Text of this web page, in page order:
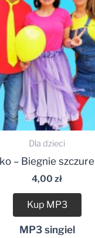
Dla dzieci
plików
– Biegnie
4,00 zł
Kup MP3
MP3 singiel